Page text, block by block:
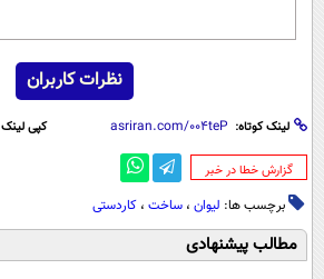
نظرات کاربران
لینک کوتاه: کپی لینک
‌گزارش خطا در خبر
برچسب ها: لیوان ، ساخت ، کاردستی
مطالب پیشنهادی